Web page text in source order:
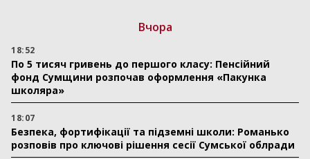
Вчора
18:52
По 5 тисяч гривень до першого класу: Пенсійний
фонд Сумщини розпочав оформлення «Пакунка
школяра»
18:07
Безпека, фортифікації та підземні школи: Романько
розповів про ключові рішення сесії Сумської облради